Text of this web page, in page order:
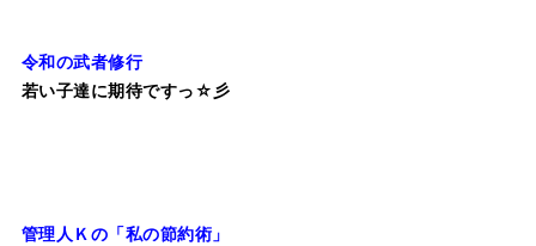
令和の武者修行
若い子達に期待ですっ☆彡
管理人Ｋの「私の節約術」